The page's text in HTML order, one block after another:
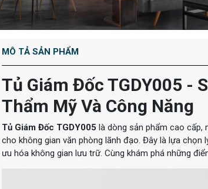
MÔ TẢ SẢN PHẨM
Tủ Giám Đốc TGDY005 -
Thẩm Mỹ Và Công Năng
Tủ Giám Đốc TGDY005 là dòng sản phẩm cao cấp,
cho không gian văn phòng lãnh đạo. Đây là lựa
ưu hóa không gian lưu trữ. Cùng khám phá những